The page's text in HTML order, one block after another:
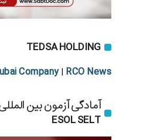
TEDSA HOLDING
Company| RCO News
آمادگی آزمون بین
ESOL SELT